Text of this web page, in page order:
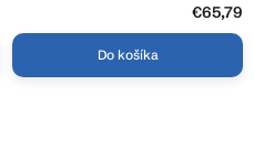
€65,79
Do košíka